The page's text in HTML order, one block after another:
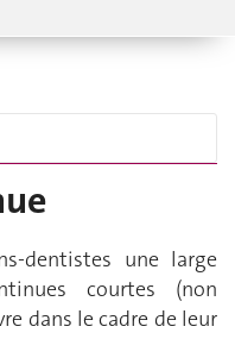
dentistes une large
courtes (non
dans le cadre de leur